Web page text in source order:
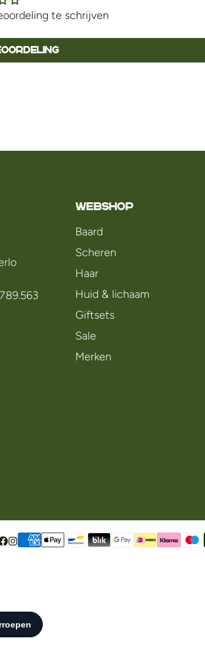
te schrijven
WEBSHOP
Baard
Scheren
Haar
Huid & lichaam
Giftsets
Sale
Merken